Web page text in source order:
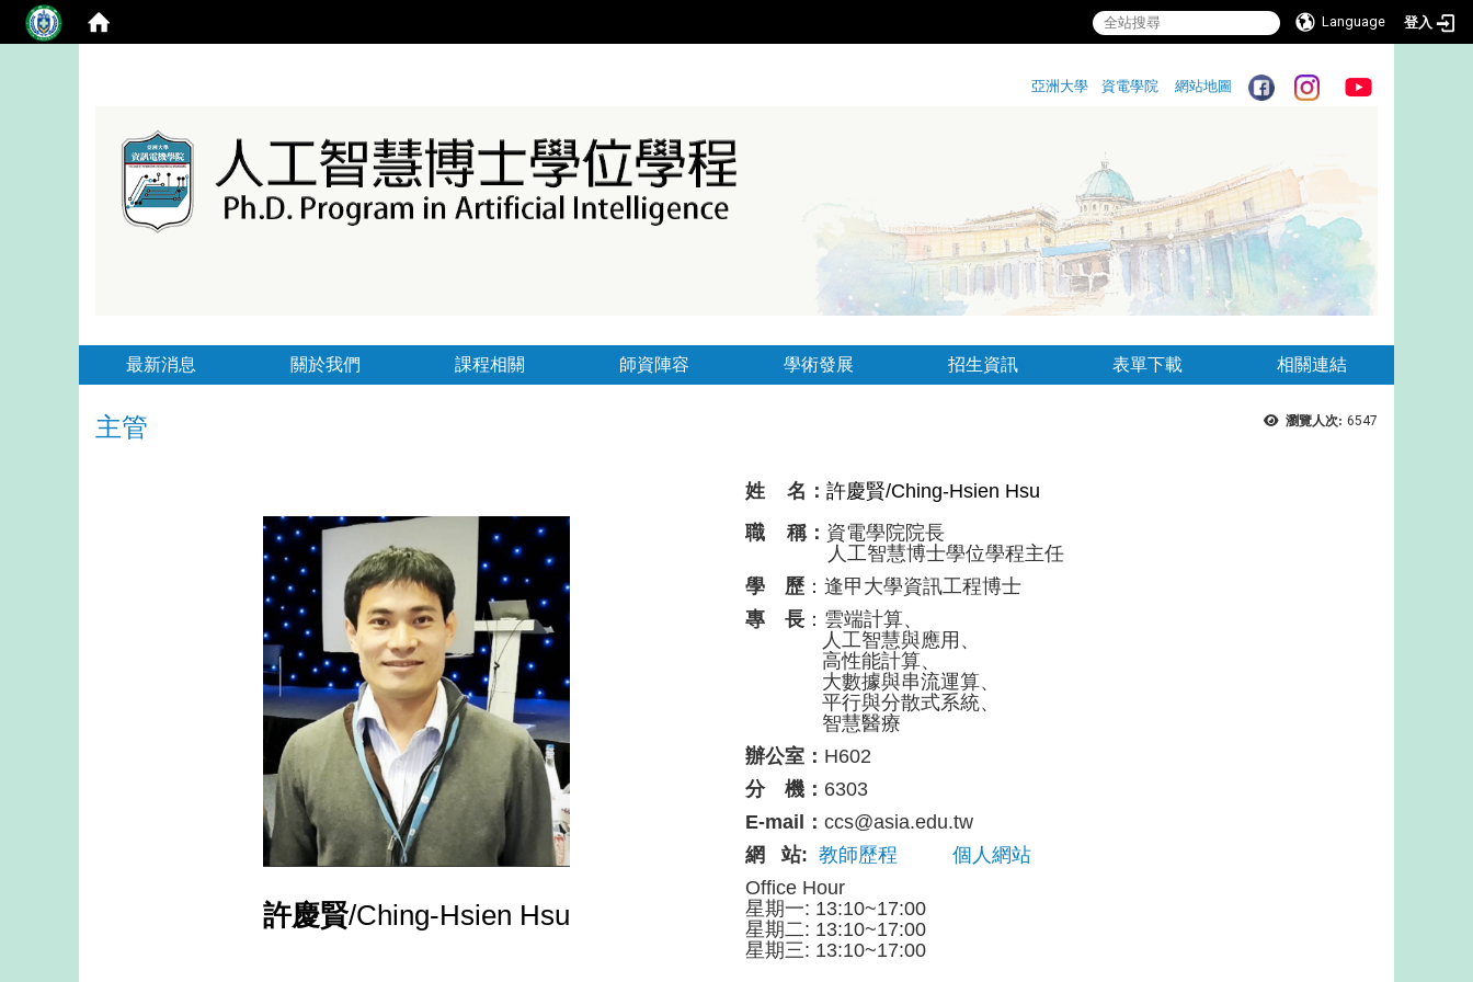
Language 登入
亞洲大學
資電學院 網站地圖
最新消息 關於我們 課程相關 師資陣容 學術發展 招生資訊 表單下載 相關連結
瀏覽人次: 6547
主管
許慶賢/Ching-Hsien Hsu
姓 名： 許慶賢/Ching-Hsien Hsu
職 稱： 資電學院院長
人工智慧博士學位學程主任
學 歷 ：逢甲大學資訊工程博士
專 長 ：雲端計算、
人工智慧與應用、
高性能計算、
大數據與串流運算、
平行與分散式系統、
智慧醫療
辦公室 ： H602
分 機 ： 6303
E-mail ： ccs@asia.edu.tw
網 站: 教師歷程
個人網站
Office Hour
星期一: 13:10~17:00
星期二: 13:10~17:00
星期三: 13:10~17:00